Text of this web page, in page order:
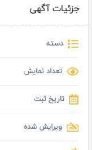
جزئیات آگهی
دسته
تعداد نمایش
تاریخ ثبت
ویرایش شده